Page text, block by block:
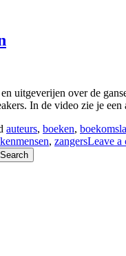
uitgeverijen over de
In de video zie je een
auteurs, boeken,
, zangersLeave a